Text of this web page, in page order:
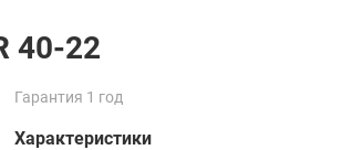
40-22
Гарантия 1 год
Характеристики